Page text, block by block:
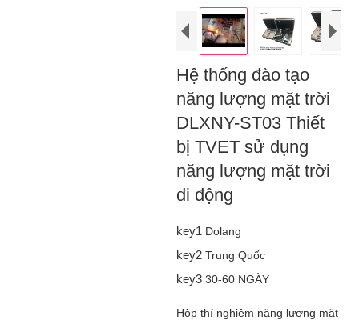
Hệ thống đào tạo
năng lượng mặt trời
DLXNY-ST03 Thiết
bị TVET sử dụng
năng lượng mặt trời
di động
key1 Dolang
key2 Trung Quốc
key3 30-60 NGÀY
Hộp thí nghiệm năng lượng mặt